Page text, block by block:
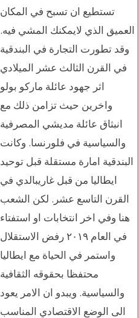
تستطيع ان تسبح في المكان
العميق الذي لايمكنك المشي فيه.
وقد تطورت التجارة في البندقية
في القرن الثالث عشر الميلادي
اثر جهود عائلة ماركو بولو
واخرين حيث تزامن ذلك مع
انبثاق عائلة مديشي المصرفية
والسياسية في فلورنسا. وكانت
البندقية امارة مستقلة قبل توحيد
ايطاليا من قبل غاريبالدي في
القرن التاسع عشر. لكن الشعب
هنا وفي اخر انتخابات او استفتاء
في العام ٢٠١٩ رفض الاستقلال
واستمر في الحياة مع ايطاليا
محتفظا بحقوقه الثقافية
والسياسية. ويبدو ان الامر يعود
الى الوضع الاقتصادي المناسب